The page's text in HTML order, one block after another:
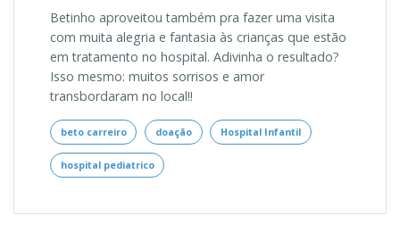
Betinho aproveitou também pra fazer uma visita
com muita alegria e fantasia às crianças que estão
em tratamento no hospital. Adivinha o resultado?
Isso mesmo: muitos sorrisos e amor
transbordaram no local!!
beto carreiro doação Hospital Infantil
hospital pediatrico